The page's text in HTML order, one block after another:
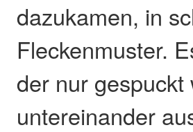
dazukamen, in
Fleckenmuster.
der nur
untereinander